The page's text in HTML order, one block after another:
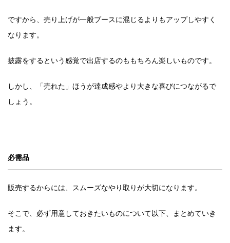
ですから、売り上げが一般ブースに混じるよりもアップしやすく
なります。
披露をするという感覚で出店するのももちろん楽しいものです。
しかし、「売れた」ほうが達成感やより大きな喜びにつながるで
しょう。
必需品
販売するからには、スムーズなやり取りが大切になります。
そこで、必ず用意しておきたいものについて以下、まとめていき
ます。